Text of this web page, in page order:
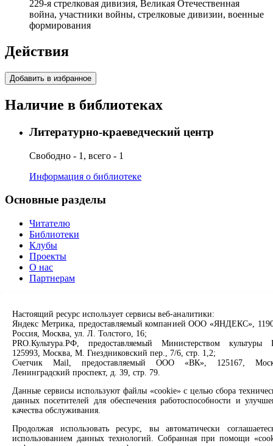
229-я стрелковая дивизия, Великая Отечественная
война, участники войны, стрелковые дивизии, военные
формирования
Действия
Добавить в избранное
Наличие в библиотеках
Литературно-краеведческий центр
Свободно - 1, всего - 1
Информация о библиотеке
Основные разделы
Читателю
Библиотеки
Клубы
Проекты
О нас
Партнерам
Продлить книгу
Спроси библиотекаря
Спроси краеведа
Оцените качество услуг
Направить обращение директору
Соцсети
Вконтакте
Одноклассники
Max
Настоящий ресурс использует сервисы веб-аналитики:
Яндекс Метрика, предоставляемый компанией ООО «ЯНДЕКС»,
Россия, Москва, ул. Л. Толстого, 16;
PRO.Культура.РФ, предоставляемый Министерством культуры
125993, Москва, М. Гнездниковский пер., 7/6, стр. 1,2;
Счетчик Mail, предоставляемый ООО «ВК», 125167,
Ленинградский проспект, д. 39, стр. 79.
Данные сервисы используют файлы «cookie» с целью сбора
данных посетителей для обеспечения работоспособности и
качества обслуживания.
Продолжая использовать ресурс, вы автоматически
использованием данных технологий. Собранная при помощи